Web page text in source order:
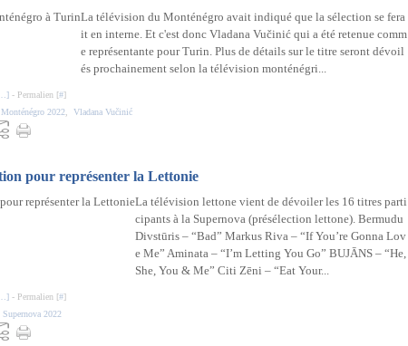
La télévision du Monténégro avait indiqué que la sélection se fera
it en interne. Et c'est donc Vladana Vučinić qui a été retenue comm
e représentante pour Turin. Plus de détails sur le titre seront dévoil
és prochainement selon la télévision monténégri...
] - Permalien [#]
Monténégro 2022 Vladana Vučinić
pour représenter la Lettonie
La télévision lettone vient de dévoiler les 16 titres parti
cipants à la Supernova (présélection lettone). Bermudu
Divstūris – “Bad” Markus Riva – “If You’re Gonna Lov
e Me” Aminata – “I’m Letting You Go” BUJĀNS – “He,
She, You & Me” Citi Zēni – “Eat Your...
] - Permalien [#]
Supernova 2022